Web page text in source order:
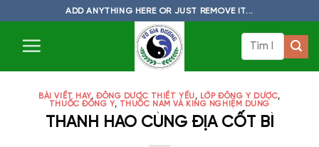
content
ADD ANYTHING HERE OR JUST REMOVE IT...
BÀI VIẾT HAY,ĐÔNG DƯỢC THIẾT YẾU, LỚP ĐÔNG Y DƯỢC,
THUỐC ĐÔNG Y, THUỐC NAM VÀ KING NGHIỆM DÙNG
THANH HAO CÙNG ĐỊA CỐT BÌ